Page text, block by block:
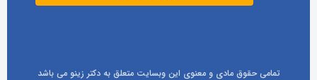
تمامی حقوق مادی و معنوی این وبسایت متعلق به دکتر زینو می باشد